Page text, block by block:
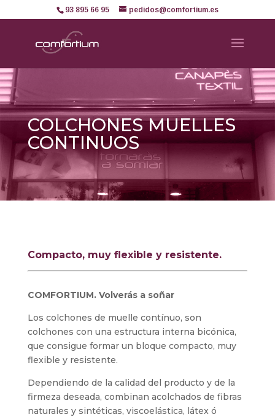
93 895 66 95 pedidos@comfortium.es
COLCHONES MUELLES
CONTINUOS
Compacto, muy flexible y resistente.
COMFORTIUM. Volverás a soñar
Los colchones de muelle contínuo, son
colchones con una estructura interna bicónica,
que consigue formar un bloque compacto, muy
flexible y resistente.
Dependiendo de la calidad del producto y de la
firmeza deseada, combinan acolchados de fibras
naturales y sintéticas, viscoelástica, látex ó